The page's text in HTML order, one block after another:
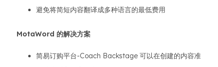
避免将简短内容翻译成多种语言的最低费用
MotaWord 的解决方案
简易订购平台-Coach Backstage 可以在创建的内容准